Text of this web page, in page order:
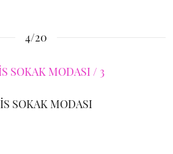
4/20
SOKAK MODASI